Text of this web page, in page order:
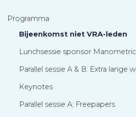
Programma
Bijeenkomst niet VRA-leden
Lunchsessie sponsor Manometric
Parallel sessie A & B: Extra lange
Keynotes
Parallel sessie A: Freepapers